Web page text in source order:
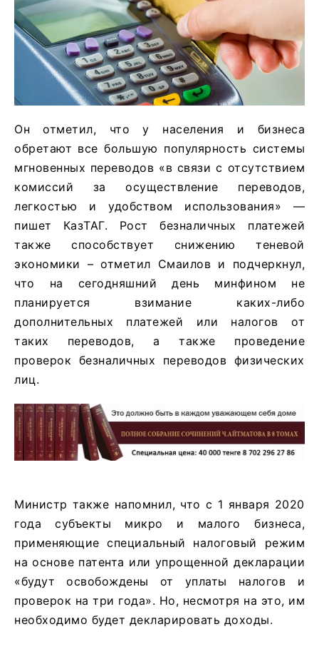
Он отметил, что у населения и бизнеса
обретают все большую популярность системы
мгновенных переводов «в связи с отсутствием
комиссий за осуществление переводов,
легкостью и удобством использования» —
пишет КазТАГ. Рост безналичных платежей
также способствует снижению теневой
экономики – отметил Смаилов и подчеркнул,
что на сегодняшний день минфином не
планируется взимание каких-либо
дополнительных платежей или налогов от
таких переводов, а также проведение
проверок безналичных переводов физических
лиц.
Министр также напомнил, что с 1 января 2020
года субъекты микро и малого бизнеса,
применяющие специальный налоговый режим
на основе патента или упрощенной декларации
«будут освобождены от уплаты налогов и
проверок на три года». Но, несмотря на это, им
необходимо будет декларировать доходы.